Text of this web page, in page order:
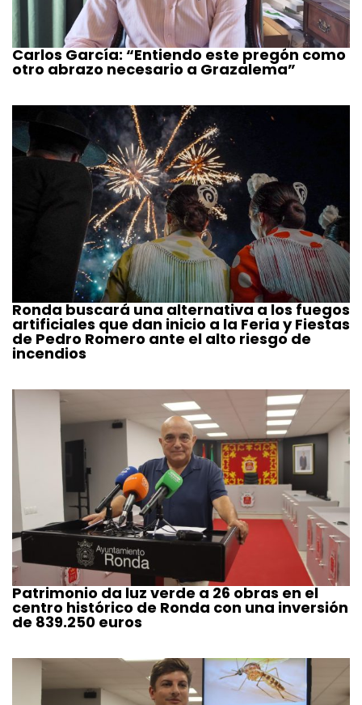
Carlos García: “Entiendo este pregón como
otro abrazo necesario a Grazalema”
Ronda buscará una alternativa a los fuegos
artificiales que dan inicio a la Feria y Fiestas
de Pedro Romero ante el alto riesgo de
incendios
Patrimonio da luz verde a 26 obras en el
centro histórico de Ronda con una inversión
de 839.250 euros